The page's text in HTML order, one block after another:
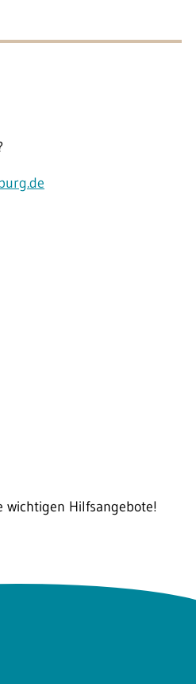
wichtigen Hilfsangebote!